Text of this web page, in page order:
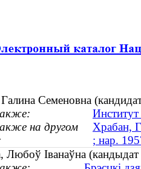
Семеновна
на другом
Храбан,
; нар.
Любоў Іванаўна